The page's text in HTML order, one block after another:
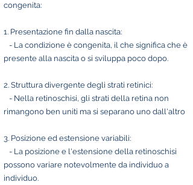
congenita:
1. Presentazione fin dalla nascita:
- La condizione è congenita, il che significa che è
presente alla nascita o si sviluppa poco dopo.
2. Struttura divergente degli strati retinici:
- Nella retinoschisi, gli strati della retina non
rimangono ben uniti ma si separano uno dall'altro
3. Posizione ed estensione variabili:
- La posizione e l'estensione della retinoschisi
possono variare notevolmente da individuo a
individuo.